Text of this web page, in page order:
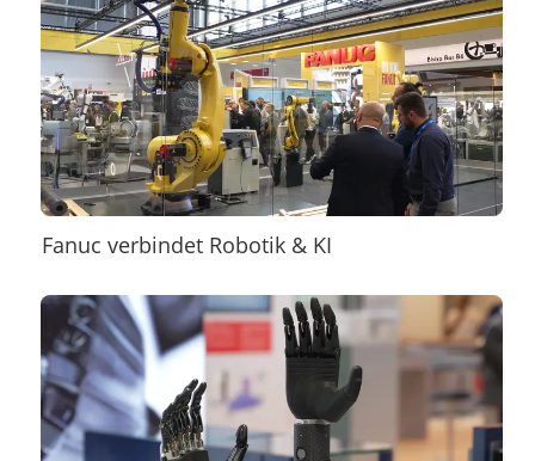
Fanuc verbindet Robotik & KI